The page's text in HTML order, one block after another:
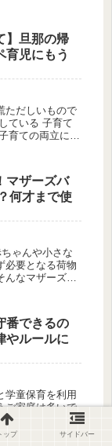
】旦那の帰
育児にもう
ただしいもので
ている 子育て
育ての両立に疲
マザーズバ
何才まで使
ゃんや小さな
必要となる荷物
んなマザーズバ
番できるの
やルールに
学童保育を利用
ご家庭は多いで
しなければいけ
し、子どもを一
ップ サイドバー